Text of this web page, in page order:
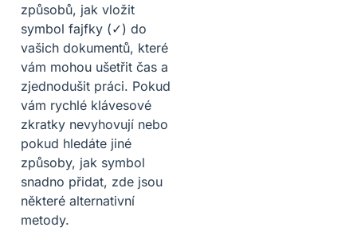
způsobů, jak vložit
symbol fajfky (✓) do
vašich dokumentů, které
vám mohou ušetřit čas a
zjednodušit práci. Pokud
vám rychlé klávesové
zkratky nevyhovují nebo
pokud hledáte jiné
způsoby, jak symbol
snadno přidat, zde jsou
některé alternativní
metody.